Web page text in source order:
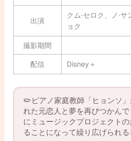
出演
クム·セロク、ノ·
ョク
撮影期間
配信 Disney＋
✏️ピアノ家庭教師「ヒョンソ」
れた元恋人と夢を再びつかん
にミュージックプロジェクト
ることになって繰り広げられ